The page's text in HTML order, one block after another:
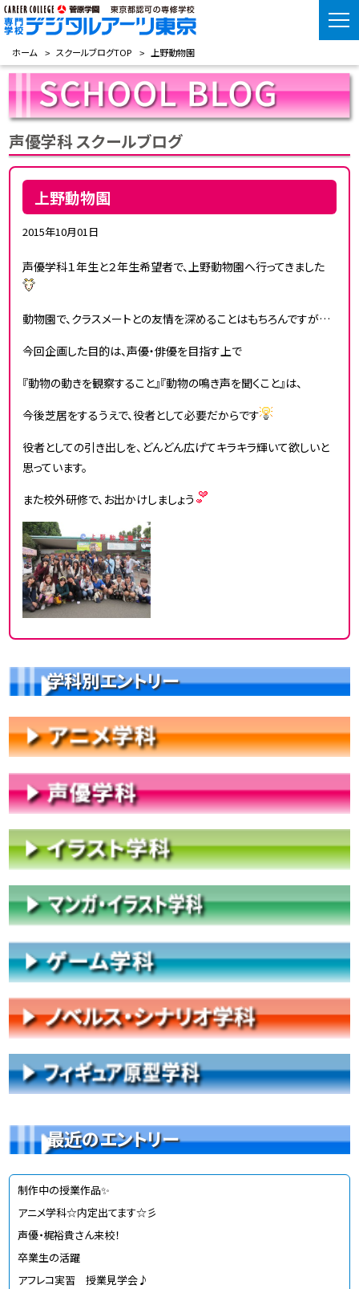
ホーム スクールブログTOP 上野動物園
学科別エントリー
最近のエントリー
制作中の授業作品✨
アニメ学科☆内定出てます☆彡
声優・梶裕貴さん来校！
卒業生の活躍
アフレコ実習 授業見学会♪
声優学科 スクールブログ
上野動物園
2015年10月01日
声優学科１年生と２年生希望者で、上野動物園へ行ってきました
動物園で、クラスメートとの友情を深めることはもちろんですが…
今回企画した目的は、声優・俳優を目指す上で
『動物の動きを観察すること』『動物の鳴き声を聞くこと』は、
今後芝居をするうえで、役者として必要だからです
役者としての引き出しを、どんどん広げてキラキラ輝いて欲しいと
思っています。
また校外研修で、お出かけしましょう